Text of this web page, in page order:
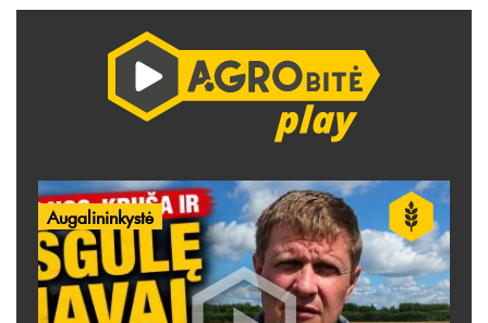
Augalininkystė